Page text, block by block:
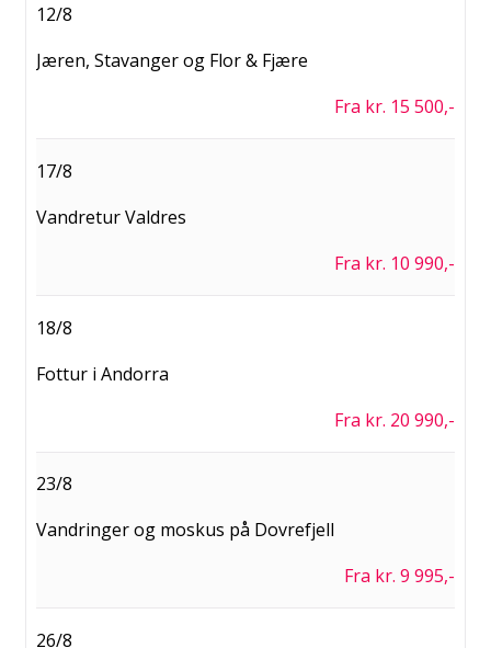
12/8
Jæren, Stavanger og Flor & Fjære
Fra kr. 15 500,-
17/8
Vandretur Valdres
Fra kr. 10 990,-
18/8
Fottur i Andorra
Fra kr. 20 990,-
23/8
Vandringer og moskus på Dovrefjell
Fra kr. 9 995,-
26/8